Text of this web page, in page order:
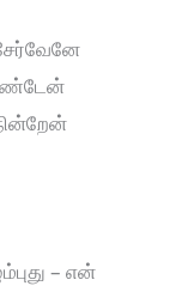
– என்